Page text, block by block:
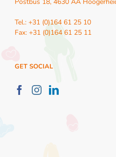
Tel.: +31 (0)164 61 25 10
Fax: +31 (0)164 61 25 11
GET SOCIAL